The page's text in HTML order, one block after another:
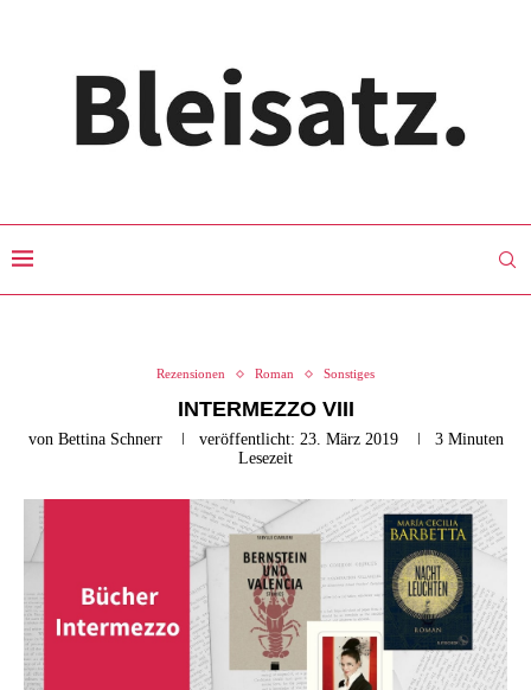
Rezensionen Roman Sonstiges
INTERMEZZO VIII
von Bettina Schnerr veröffentlicht: 23. März 2019
3 Minuten
Lesezeit